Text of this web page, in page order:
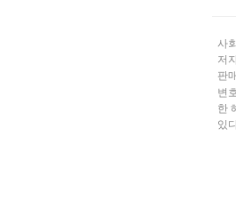
사
저
판
변
한
있